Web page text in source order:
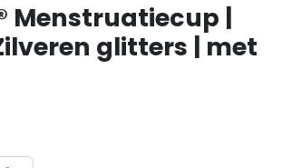
Menstruatiecup |
glitters | met